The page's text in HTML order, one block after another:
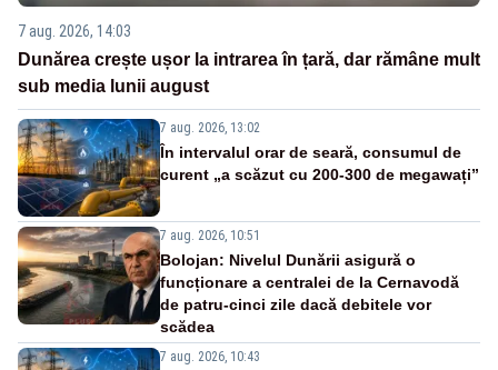
7 aug. 2026, 14:03
Dunărea crește ușor la intrarea în țară, dar rămâne mult
sub media lunii august
7 aug. 2026, 13:02
În intervalul orar de seară, consumul de
curent „a scăzut cu 200-300 de megawați”
7 aug. 2026, 10:51
Bolojan: Nivelul Dunării asigură o
funcționare a centralei de la Cernavodă
de patru-cinci zile dacă debitele vor
scădea
7 aug. 2026, 10:43